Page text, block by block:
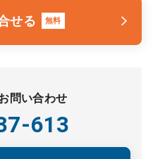
せる 無料
問い合わせ
613